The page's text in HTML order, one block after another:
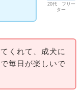
20代 フリー
ター
くれて、成犬に
毎日が楽しいで